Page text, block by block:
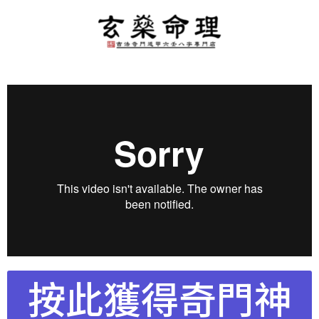
按此獲得奇門神